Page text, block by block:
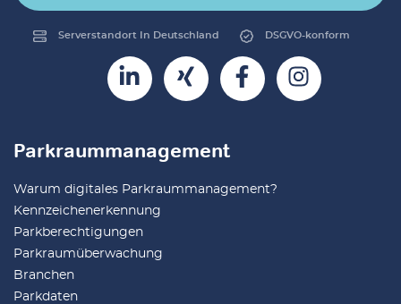
Serverstandort In Deutschland DSGVO-konform
Parkraummanagement
Warum digitales Parkraummanagement?
Kennzeichenerkennung
Parkberechtigungen
Parkraumüberwachung
Branchen
Parkdaten